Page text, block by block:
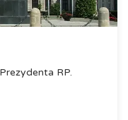
RP.